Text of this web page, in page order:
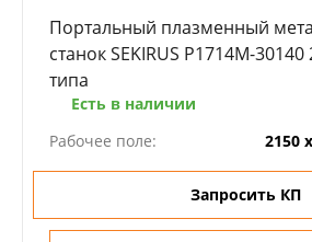
Портальный плазменный
станок SEKIRUS P1714M-
типа
Есть в наличии
Рабочее поле:
2150
Запросить КП